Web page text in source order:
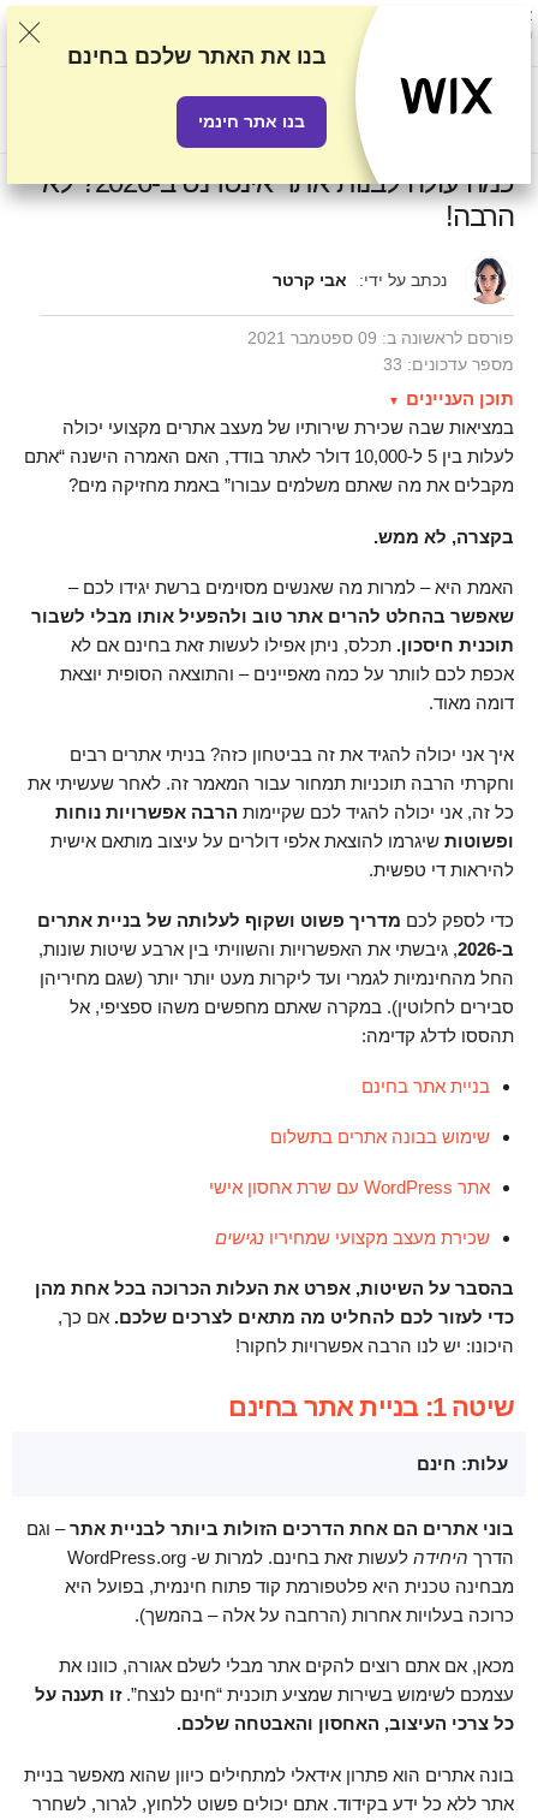
אנו מדרגים ספקים על סמך בדיקות ומחקר קפדניים, אך גם לוקחים בחשבון את
המשוב שלכם ואת ההסכמים המסחריים שיש לנו עם ספקים. עמוד זה מכיל
גילוי נאות פרסומי
כמה עולה לבנות אתר אינטרנט ב-2026? לא
הרבה!
נכתב על ידי: אבי קרטר
פורסם לראשונה ב: 09 ספטמבר 2021
מספר עדכונים: 33
תוכן העניינים‎‎
במציאות שבה שכירת שירותיו של מעצב אתרים מקצועי יכולה
לעלות בין 5 ל-10,000 דולר לאתר בודד, האם האמרה הישנה “אתם
מקבלים את מה שאתם משלמים עבורו” באמת מחזיקה מים?
בקצרה, לא ממש.
האמת היא – למרות מה שאנשים מסוימים ברשת יגידו לכם –
שאפשר בהחלט להרים אתר טוב ולהפעיל אותו מבלי לשבור
תוכנית חיסכון. תכלס, ניתן אפילו לעשות זאת בחינם אם לא
אכפת לכם לוותר על כמה מאפיינים – והתוצאה הסופית יוצאת
דומה מאוד.
איך אני יכולה להגיד את זה בביטחון כזה? בניתי אתרים רבים
וחקרתי הרבה תוכניות תמחור עבור המאמר זה. לאחר שעשיתי את
כל זה, אני יכולה להגיד לכם שקיימות הרבה אפשרויות נוחות
ופשוטות שיגרמו להוצאת אלפי דולרים על עיצוב מותאם אישית
להיראות די טפשית.
כדי לספק לכם מדריך פשוט ושקוף לעלותה של בניית אתרים
ב-2026
, גיבשתי את האפשרויות והשוויתי בין ארבע שיטות שונות,
החל מהחינמיות לגמרי ועד ליקרות מעט יותר יותר (שגם מחיריהן
סבירים לחלוטין). במקרה שאתם מחפשים משהו ספציפי, אל
תהססו לדלג קדימה:
בניית אתר בחינם
שימוש בבונה אתרים בתשלום
אתר WordPress עם שרת אחסון אישי
שכירת מעצב מקצועי שמחיריו נגישים
בהסבר על השיטות, אפרט את העלות הכרוכה בכל אחת מהן
כדי לעזור לכם להחליט מה מתאים לצרכים שלכם. אם כך,
היכונו: יש לנו הרבה אפשרויות לחקור!
שיטה 1: בניית אתר בחינם
עלות: חינם
בוני אתרים הם אחת הדרכים הזולות ביותר לבניית אתר– וגם
הדרך היחידה
לעשות זאת בחינם. למרות ש- WordPress.org
מבחינה טכנית היא פלטפורמת קוד פתוח חינמית, בפועל היא
כרוכה בעלויות אחרות (הרחבה על אלה – בהמשך).
מכאן, אם אתם רוצים להקים אתר מבלי לשלם אגורה, כוונו את
עצמכם לשימוש בשירות שמציע תוכנית “חינם לנצח”. זו תענה על
כל צרכי העיצוב, האחסון והאבטחה שלכם.
בונה אתרים הוא פתרון אידאלי למתחילים כיוון שהוא מאפשר בניית
אתר ללא כל ידע בקידוד. אתם יכולים פשוט ללחוץ, לגרור, לשחרר
בנו את האתר שלכם בחינם
בנו אתר חינמי